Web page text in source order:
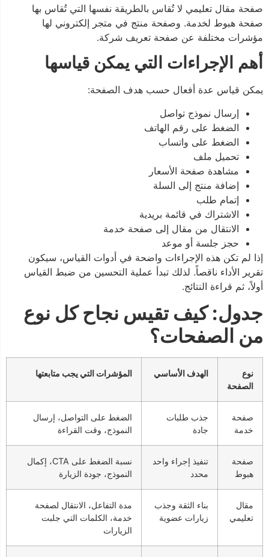
صفحة مقال تعليمي لا تُقاس بالطريقة نفسها التي تُقاس بها
صفحة هبوط لخدمة. وصفحة منتج في متجر إلكتروني لها
مؤشرات مختلفة عن صفحة تعريف شركة.
أهم الإجراءات التي يمكن قياسها
يمكن قياس عدة أفعال حسب هدف الصفحة:
إرسال نموذج تواصل
الضغط على رقم الهاتف
الضغط على واتساب
تحميل ملف
مشاهدة صفحة الأسعار
إضافة منتج إلى السلة
إتمام طلب
الاشتراك في قائمة بريدية
الانتقال من مقال إلى صفحة خدمة
حجز جلسة أو موعد
إذا لم تكن هذه الإجراءات واضحة في أدوات القياس، سيكون
تقرير الأداء ناقصاً. لذلك تبدأ عملية التحسين من ضبط القياس
أولاً، ثم قراءة النتائج.
جدول: كيف تقيس نجاح كل نوع
من الصفحات؟
نوع
الصفحة
الهدف الأساسي المؤشرات التي يجب متابعتها
صفحة
خدمة
جذب طلبات
جادة
الضغط على التواصل، إرسال
النموذج، وقت القراءة
صفحة
هبوط
تنفيذ إجراء واحد
محدد
نسبة الضغط على CTA، إكمال
النموذج، جودة الزيارة
مقال
تعليمي
بناء الثقة وجذب
زيارات عضوية
مدة التفاعل، الانتقال لصفحة
خدمة، الكلمات التي جلبت
الزيارات